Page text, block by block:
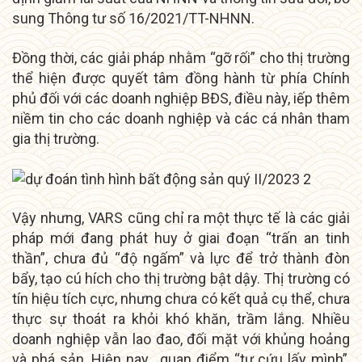
sung Thông tư số 16/2021/TT-NHNN.
Đồng thời, các giải pháp nhằm “gỡ rối” cho thị trường
thể hiện được quyết tâm đồng hành từ phía Chính
phủ đối với các doanh nghiệp BĐS, điều này, iếp thêm
niềm tin cho các doanh nghiệp và các cá nhân tham
gia thị trường.
Vậy nhưng, VARS cũng chỉ ra một thực tế là các giải
pháp mới đang phát huy ở giai đoạn “trấn an tinh
thần”, chưa đủ “độ ngấm” và lực để trở thành đòn
bẩy, tạo cú hích cho thị trường bật dậy. Thị trường có
tín hiệu tích cực, nhưng chưa có kết quả cụ thể, chưa
thực sự thoát ra khỏi khó khăn, trầm lắng. Nhiều
doanh nghiệp vẫn lao đao, đối mặt với khủng hoảng